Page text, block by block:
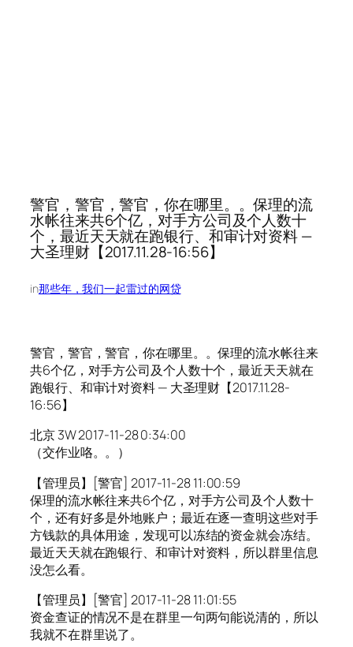
警官，警官，警官，你在哪里。。保理的流
水帐往来共6个亿，对手方公司及个人数十
个，最近天天就在跑银行、和审计对资料 —
大圣理财【2017.11.28-16:56】
in那些年，我们一起雷过的网贷
警官，警官，警官，你在哪里。。保理的流水帐往来
共6个亿，对手方公司及个人数十个，最近天天就在
跑银行、和审计对资料 — 大圣理财【2017.11.28-
16:56】
北京 3W 2017-11-28 0:34:00
（交作业咯。。）
【管理员】[警官] 2017-11-28 11:00:59
保理的流水帐往来共6个亿，对手方公司及个人数十
个，还有好多是外地账户；最近在逐一查明这些对手
方钱款的具体用途，发现可以冻结的资金就会冻结。
最近天天就在跑银行、和审计对资料，所以群里信息
没怎么看。
【管理员】[警官] 2017-11-28 11:01:55
资金查证的情况不是在群里一句两句能说清的，所以
我就不在群里说了。